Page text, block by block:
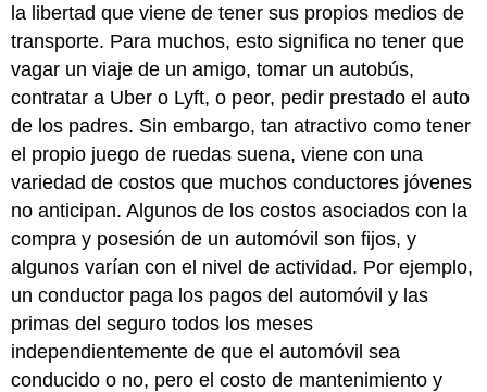
la libertad que viene de tener sus propios medios de
transporte. Para muchos, esto significa no tener que
vagar un viaje de un amigo, tomar un autobús,
contratar a Uber o Lyft, o peor, pedir prestado el auto
de los padres. Sin embargo, tan atractivo como tener
el propio juego de ruedas suena, viene con una
variedad de costos que muchos conductores jóvenes
no anticipan. Algunos de los costos asociados con la
compra y posesión de un automóvil son fijos, y
algunos varían con el nivel de actividad. Por ejemplo,
un conductor paga los pagos del automóvil y las
primas del seguro todos los meses
independientemente de que el automóvil sea
conducido o no, pero el costo de mantenimiento y